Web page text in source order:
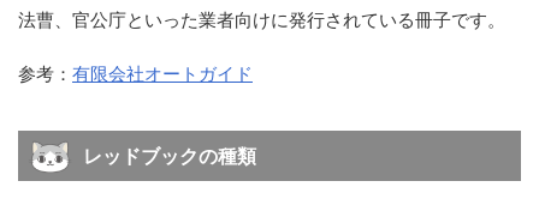
法曹、官公庁といった業者向けに発行されている冊子です。
参考： 有限会社オートガイド
レッドブックの種類